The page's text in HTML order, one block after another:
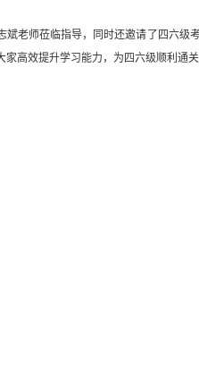
师莅临指导，同时还邀请了四六级考
高效提升学习能力，为四六级顺利通关